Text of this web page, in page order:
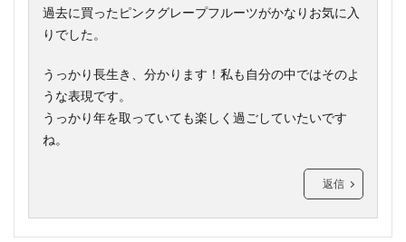
過去に買ったピンクグレープフルーツがかなりお気に入
りでした。
うっかり長生き、分かります！私も自分の中ではそのよ
うな表現です。
うっかり年を取っていても楽しく過ごしていたいです
ね。
返信